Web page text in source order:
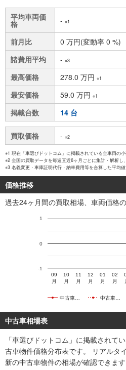
平均車両価
格 - ※1
前月比
0 万円(変動率 0 %)
諸費用平均
- ※3
最高価格 278.0 万円 ※1
最安価格 59.0 万円 ※1
掲載台数 14 台
買取価格 - ※2
※1 現在「車選びドットコム」に掲載されている全車両の小
※2 全国の買取データを毎週直近6ヶ月ごとに集計・解析し
※3 名義変更・車庫証明代行・納車費用等を合算した平均
価格推移
過去24ヶ月間の買取相場、車両価格の
中古車… 中古車…
09
月
10
月
11
月
12
月
01
月
02
月
-1
0
1
中古車相場表
「車選びドットコム」に掲載されて
古車物件価格分布表です。 リアルタ
新の中古車物件の相場が確認できま